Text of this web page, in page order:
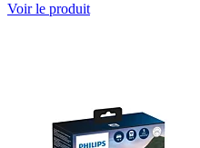
Voir le produit